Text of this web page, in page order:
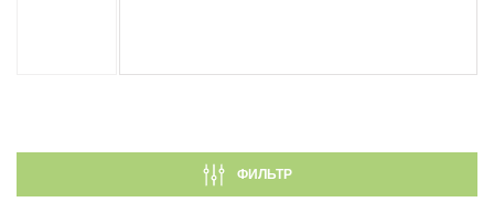
ФИЛЬТР